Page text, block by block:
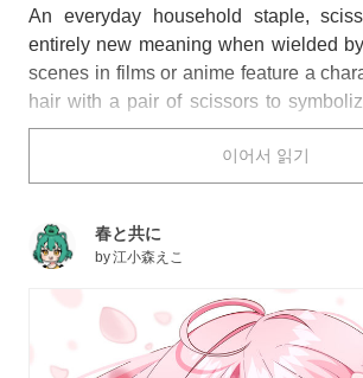
An everyday household staple,
entirely new meaning when wielded
scenes in films or anime feature a
hair with a pair of scissors to
skin and leaving their past behind.
opposite meanings, used in both birth
in various cultures. On the one hand,
the other, they signal the end of one
thread of fate.
Be careful when handling these
never know when they might turn
이어서 읽기
春と共に
by江小森えこ